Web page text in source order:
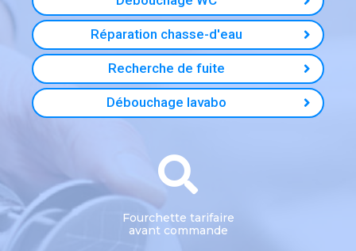
Réparation chasse-d'eau
Recherche de fuite
Débouchage lavabo
Fourchette tarifaire
avant commande